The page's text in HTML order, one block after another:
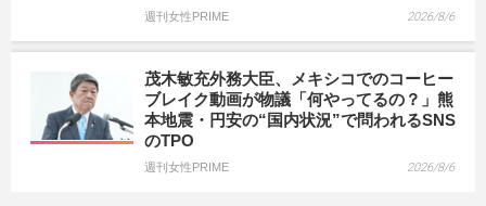
週刊女性PRIME 2026/8/6
茂木敏充外務大臣、メキシコでのコーヒー
ブレイク動画が物議「何やってるの？」熊
本地震・円安の“国内状況”で問われるSNS
のTPO
週刊女性PRIME 2026/8/6